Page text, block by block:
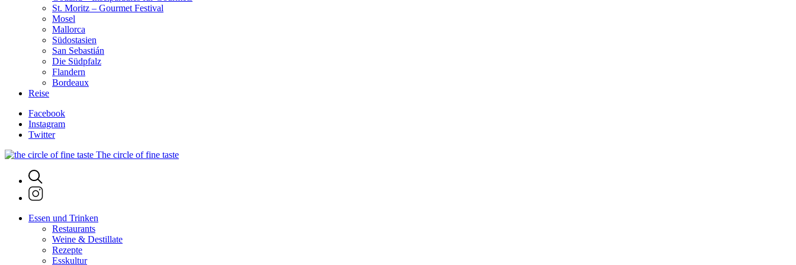
St. Moritz – Gourmet Festival
Mosel
Mallorca
Südostasien
San Sebastián
Die Südpfalz
Flandern
Bordeaux
Reise
Facebook
Instagram
Twitter
The circle of fine taste
Essen und Trinken
Restaurants
Weine & Destillate
Rezepte
Esskultur